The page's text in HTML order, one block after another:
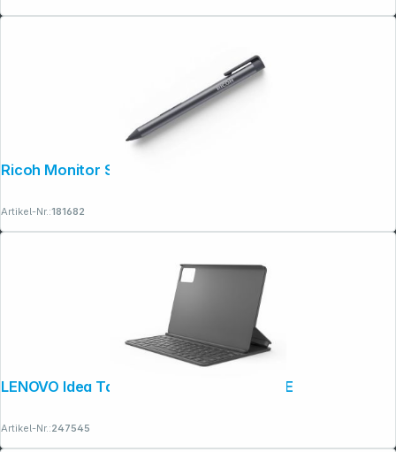
Ricoh Monitor Stylus Stift Typ 1
Artikel-Nr.:181682
LENOVO Idea Tab Folio Keyboard Grey DE
Artikel-Nr.:247545